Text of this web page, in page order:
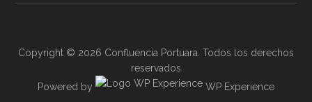
Copyright © 2026 Confluencia Portuara. Todos los derechos
reservados
Powered by
WP Experience